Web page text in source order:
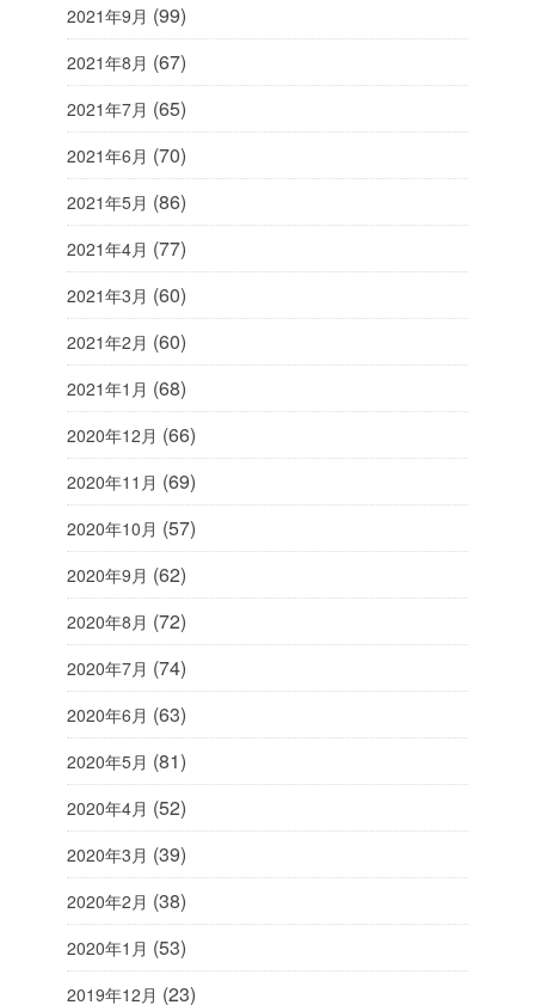
2021年9月 (99)
2021年8月 (67)
2021年7月 (65)
2021年6月 (70)
2021年5月 (86)
2021年4月 (77)
2021年3月 (60)
2021年2月 (60)
2021年1月 (68)
2020年12月 (66)
2020年11月 (69)
2020年10月 (57)
2020年9月 (62)
2020年8月 (72)
2020年7月 (74)
2020年6月 (63)
2020年5月 (81)
2020年4月 (52)
2020年3月 (39)
2020年2月 (38)
2020年1月 (53)
2019年12月 (23)